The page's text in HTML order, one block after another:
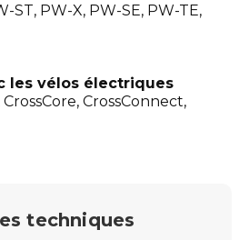
ST, PW-X, PW-SE, PW-TE,
les vélos électriques
CrossConnect,
techniques